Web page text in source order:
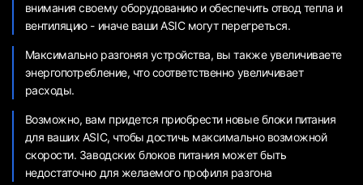
внимания своему оборудованию и обеспечить отвод тепла и
вентиляцию - иначе ваши ASIC могут перегреться.
Максимально разгоняя устройства, вы также увеличиваете
энергопотребление, что соответственно увеличивает
расходы.
Возможно, вам придется приобрести новые блоки питания
для ваших ASIC, чтобы достичь максимально возможной
скорости. Заводских блоков питания может быть
недостаточно для желаемого профиля разгона